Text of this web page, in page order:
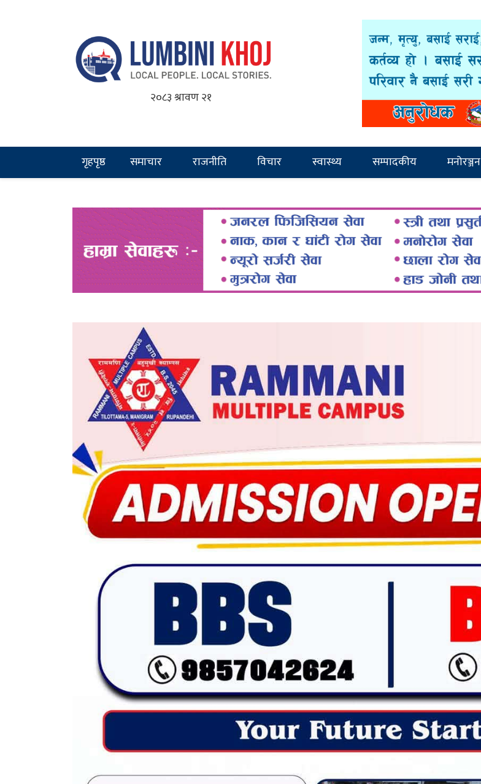
२०८३ श्रावण २१
गृहपृष्ठ समाचार राजनीति विचार स्वास्थ्य सम्पादकीय मनोरञ्जन